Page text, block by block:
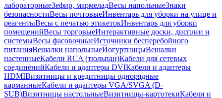
лабораторныеЗефир, мармеладВесы напольныеЗнаки
безопасностиВесы почтовыеИнвентарь для уборки на улице и
реагентыВесы с печатью этикетокИнвентарь для уборки
помещенийВесы торговыеИнтерактивные доски, дисплеи и
системыВесы фасовочныеИсточники бесперебойного
питанияВешалки напольныеЙогуртницыВешалки
настенныеКабели RCA (тюльпан)Кабели для сетевых
соединенийКабели и адаптеры DVIКабели и адаптеры
HDMIВизитницы и кредитницы однорядные
карманныеКабели и адаптеры VGA/SVGA (D-
SUB)Визитницы настольныеВизитницы-картотекиКабели и